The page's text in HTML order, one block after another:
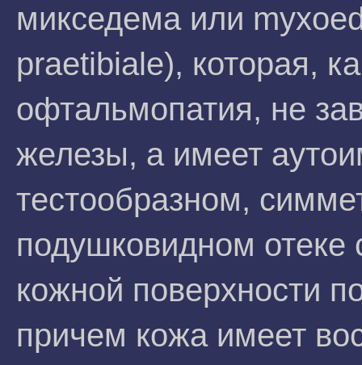
микседема или
praetibiale), которая,
офтальмопатия, не
железы, а имеет
тестообразном,
подушковидном
кожной поверхности
причем кожа имеет